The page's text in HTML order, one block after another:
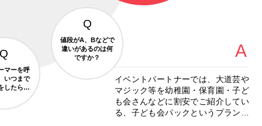
マーを呼
いつまで
したらよ
値段がA、Bなどで
違いがあるのは何
ですか？
イベントパートナーでは、大道芸や
マジック等を幼稚園・保育園・子ど
も会さんなどに割安でご紹介してい
る、子ども会パックというプランを